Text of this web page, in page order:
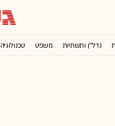
נדל''ן ותשתיות משפט טכנולוגיה